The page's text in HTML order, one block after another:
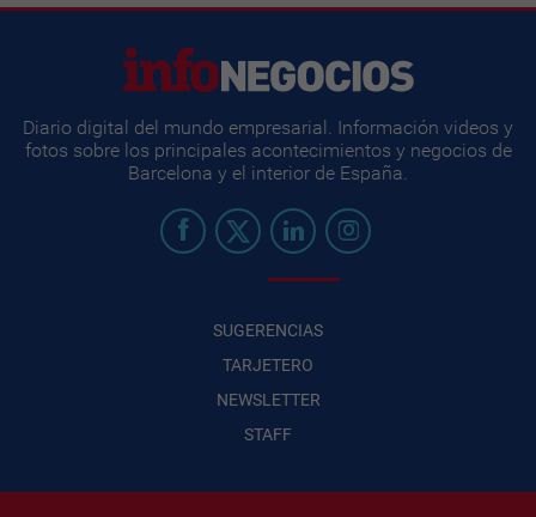
Diario digital del mundo empresarial. Información videos y
fotos sobre los principales acontecimientos y negocios de
Barcelona y el interior de España.
SUGERENCIAS
TARJETERO
NEWSLETTER
STAFF